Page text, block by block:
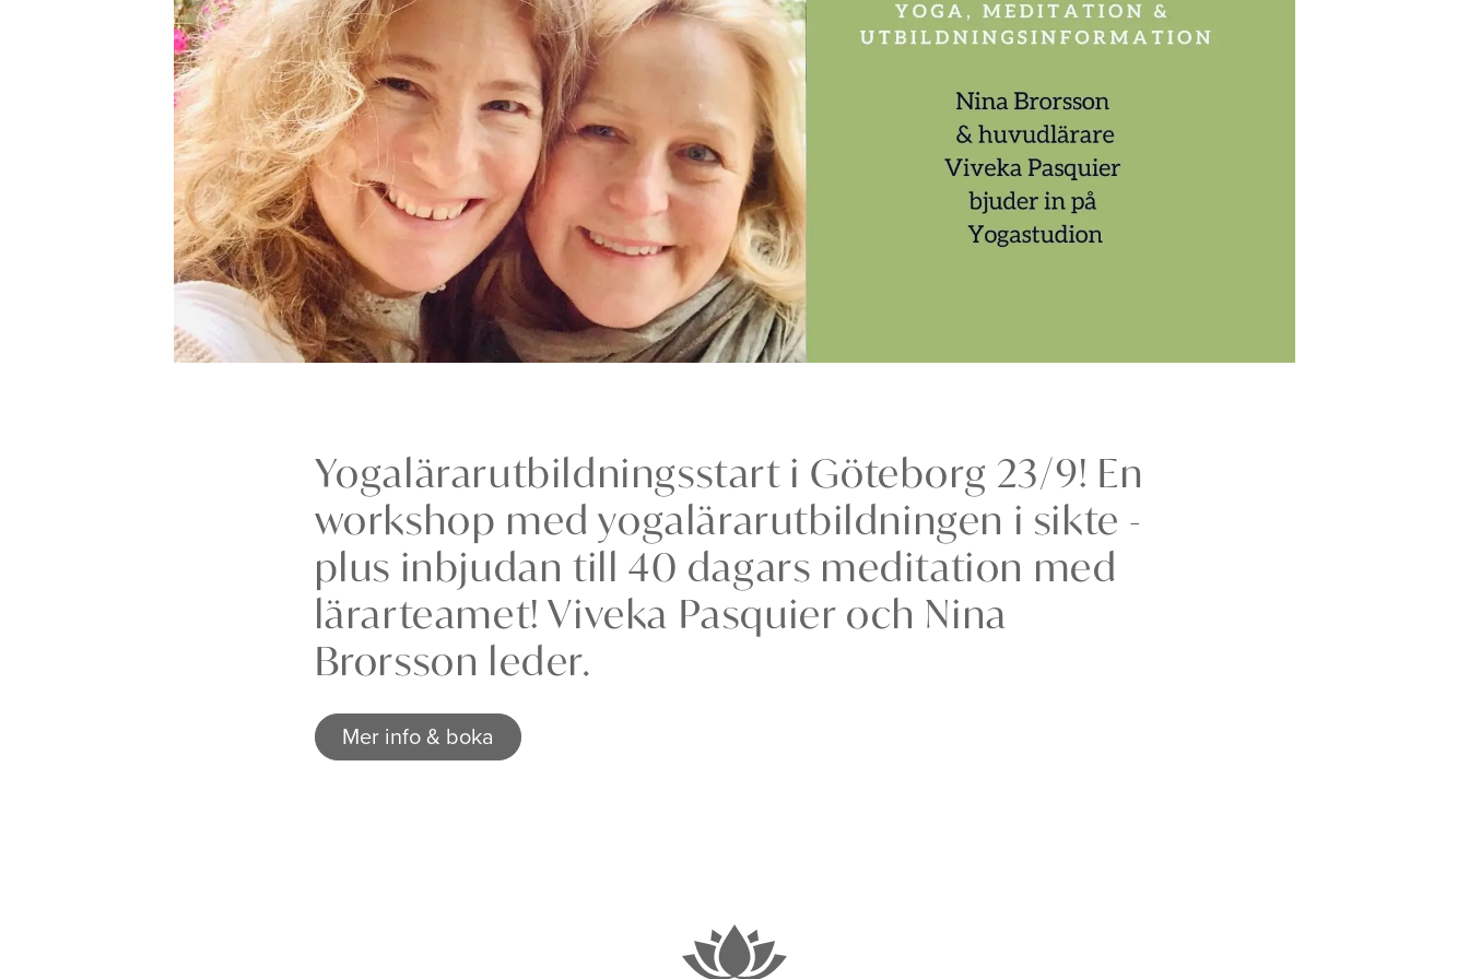
Yogalärarutbildningsstart i Göteborg 23/9! En
workshop med yogalärarutbildningen i sikte -
plus inbjudan till 40 dagars meditation med
lärarteamet! Viveka Pasquier och Nina
Brorsson leder.
Mer info & boka